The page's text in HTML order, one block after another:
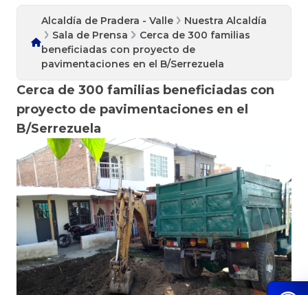
Alcaldía de Pradera - Valle
Nuestra Alcaldía
Sala de Prensa
Cerca de 300 familias
beneficiadas con proyecto de
pavimentaciones en el B/Serrezuela
Cerca de 300 familias beneficiadas con
proyecto de pavimentaciones en el
B/Serrezuela